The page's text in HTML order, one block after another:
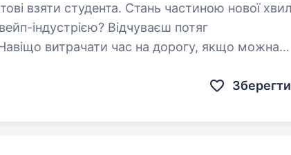
Стань частиною нової хвилі
індустрією? Відчуваєш потяг
витрачати час на дорогу, якщо можна
Зберегти